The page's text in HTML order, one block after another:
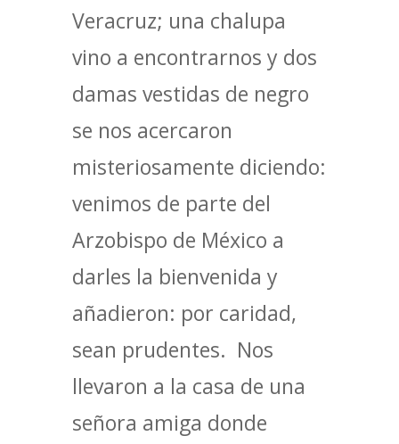
Veracruz; una chalupa
vino a encontrarnos y dos
damas vestidas de negro
se nos acercaron
misteriosamente diciendo:
venimos de parte del
Arzobispo de México a
darles la bienvenida y
añadieron: por caridad,
sean prudentes. Nos
llevaron a la casa de una
señora amiga donde